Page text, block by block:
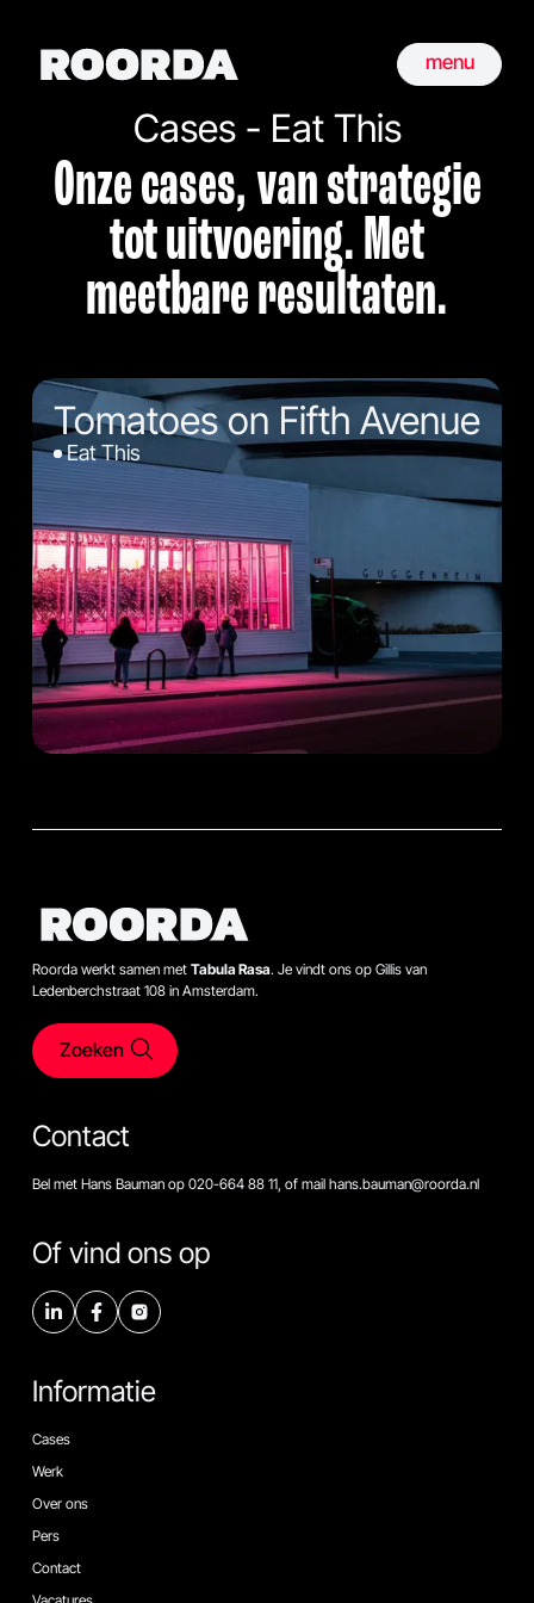
Cases - Eat This
Onze cases, van strategie
tot uitvoering. Met
meetbare resultaten.
Tomatoes on Fifth Avenue
Eat This
menu
Roorda werkt samen met Tabula Rasa. Je vindt ons op Gillis van
Ledenberchstraat 108 in Amsterdam.
Zoeken
Contact
Bel met Hans Bauman op 020-664 88 11, of mail hans.bauman@roorda.nl
Of vind ons op
Informatie
Cases
Werk
Over ons
Pers
Contact